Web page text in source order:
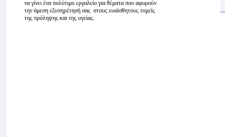
να γίνει ένα πολύτιμο εργαλείο για θέματα που αφορούν
την άμεση εξυπηρέτησή σας στους ευαίσθητους τομείς
της πρόληψης και της υγείας.